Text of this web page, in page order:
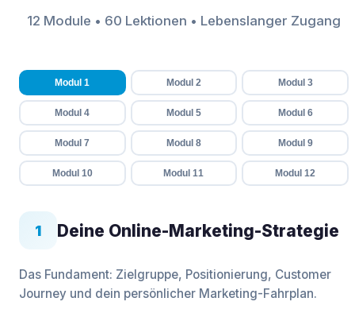
12 Module • 60 Lektionen • Lebenslanger Zugang
Modul 1 Modul 2 Modul 3
Modul 4 Modul 5 Modul 6
Modul 7 Modul 8 Modul 9
Modul 10 Modul 11 Modul 12
1 Deine Online-Marketing-Strategie
Das Fundament: Zielgruppe, Positionierung, Customer
Journey und dein persönlicher Marketing-Fahrplan.